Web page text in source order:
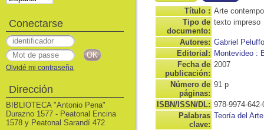
Título : Arte
Tipo de
documento:
texto impreso
Autores: Gabriel
Editorial: Montevideo :
Fecha de
publicación:
2007
Número de
páginas:
91 p
ISBN/ISSN/DL: 978-9974-642-
Palabras
clave:
Teoría del Arte
Conectarse
Olvidé mi contraseña
Dirección
BIBLIOTECA "Antonio Pena"
Durazno 1577 - Peatonal Encina
1578 y Peatonal Sarandí 472